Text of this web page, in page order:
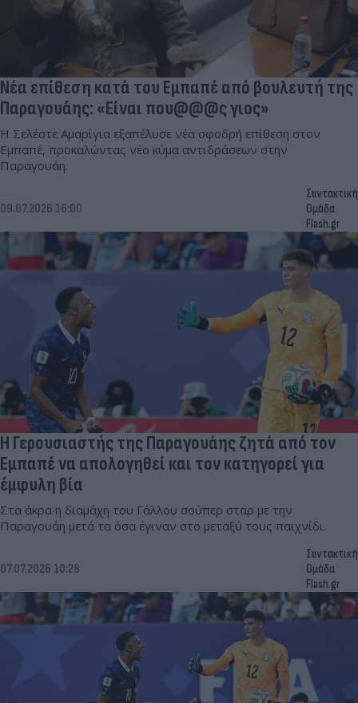
Νέα επίθεση κατά του Εμπαπέ από βουλευτή της
Παραγουάης: «Είναι που@@@ς γιος»
Η Σελέστε Αμαρίγια εξαπέλυσε νέα σφοδρή επίθεση στον
Εμπαπέ, προκαλώντας νέο κύμα αντιδράσεων στην
Παραγουάη.
09.07.2026 16:00
Συντακτική
Ομάδα
Flash.gr
Η Γερουσιαστής της Παραγουάης ζητά από τον
Εμπαπέ να απολογηθεί και τον κατηγορεί για
έμφυλη βία
Στα άκρα η διαμάχη του Γάλλου σούπερ σταρ με την
Παραγουάη μετά τα όσα έγιναν στο μεταξύ τους παιχνίδι.
07.07.2026 10:28
Συντακτική
Ομάδα
Flash.gr